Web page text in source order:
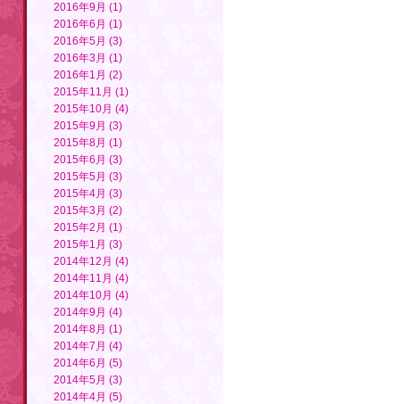
2016年9月 (1)
2016年6月 (1)
2016年5月 (3)
2016年3月 (1)
2016年1月 (2)
2015年11月 (1)
2015年10月 (4)
2015年9月 (3)
2015年8月 (1)
2015年6月 (3)
2015年5月 (3)
2015年4月 (3)
2015年3月 (2)
2015年2月 (1)
2015年1月 (3)
2014年12月 (4)
2014年11月 (4)
2014年10月 (4)
2014年9月 (4)
2014年8月 (1)
2014年7月 (4)
2014年6月 (5)
2014年5月 (3)
2014年4月 (5)